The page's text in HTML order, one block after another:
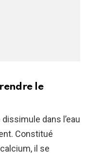
le
dans l’eau
Constitué
il se